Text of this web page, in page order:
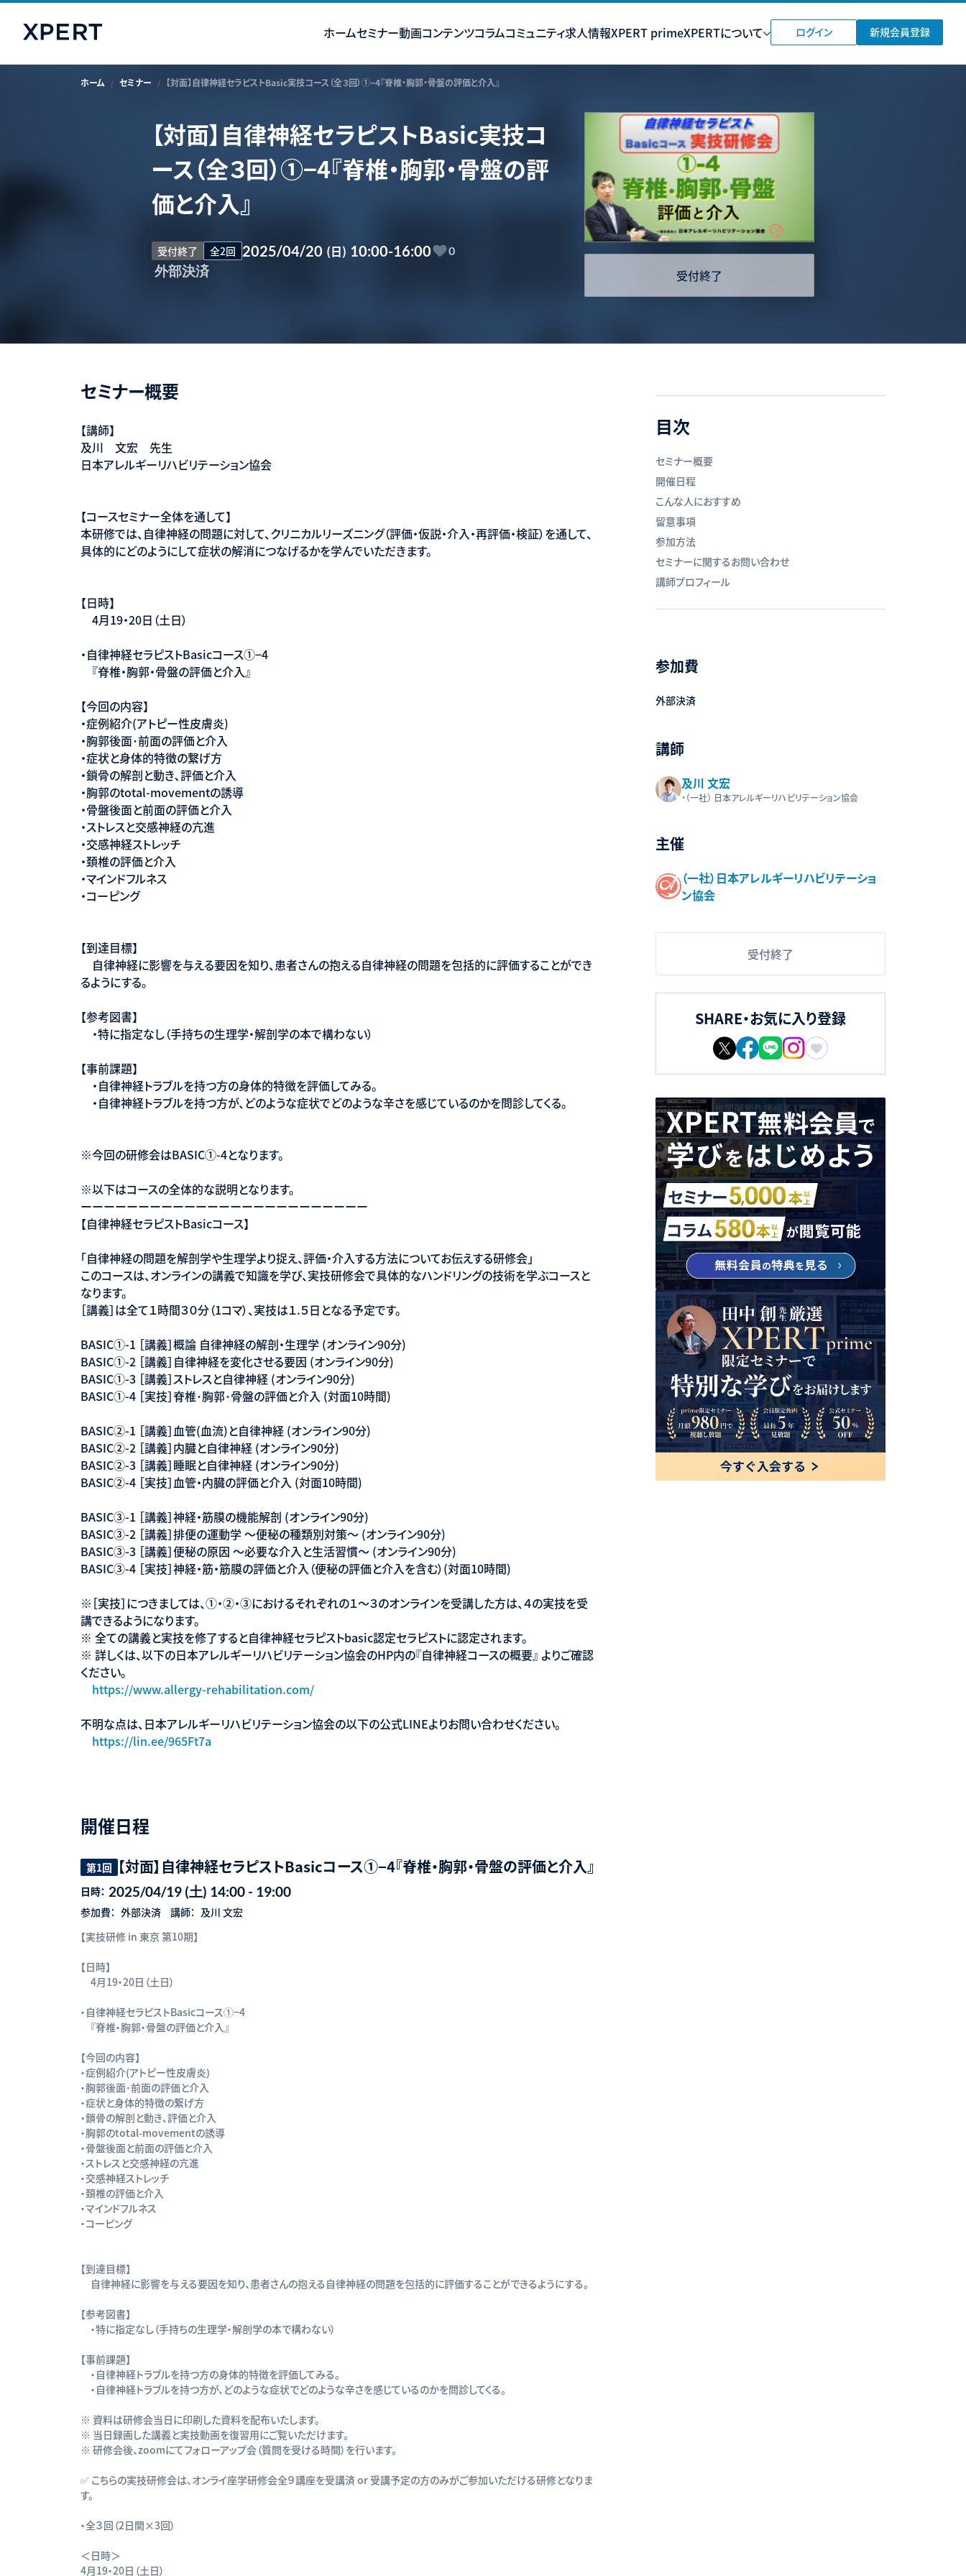
ホームセミナー動画コンテンツコラムコミュニティ求人情報XPERT primeXPERTについて ログイン 新規会員登録
ホーム セミナー 【対面】自律神経セラピストBasic実技コース（全３回）①−4『脊椎・胸郭・骨盤の評価と介入』
【対面】自律神経セラピストBasic実技コ
ース（全３回）①−4『脊椎・胸郭・骨盤の評
価と介入』
受付終了 全2回 2025/04/20 (日) 10:00-16:00 0
外部決済 受付終了
目次
セミナー概要
開催日程
こんな人におすすめ
留意事項
参加方法
セミナーに関するお問い合わせ
講師プロフィール
参加費
外部決済
講師
及川 文宏
・（一社） 日本アレルギーリハビリテーション協会
主催
（一社）日本アレルギーリハビリテーショ
ン協会
受付終了
SHARE・お気に入り登録
セミナー概要
【講師】
及川 文宏 先生
日本アレルギーリハビリテーション協会
【コースセミナー全体を通して】
本研修では、自律神経の問題に対して、クリニカルリーズニング（評価・仮説・介入・再評価・検証）を通して、
具体的にどのようにして症状の解消につなげるかを学んでいただきます。
【日時】
4月19・20日（土日）
・自律神経セラピストBasicコース①−4
『脊椎・胸郭・骨盤の評価と介入』
【今回の内容】
・症例紹介(アトピー性皮膚炎)
・胸郭後面･前面の評価と介入
・症状と身体的特徴の繋げ方
・鎖骨の解剖と動き､評価と介入
・胸郭のtotal-movementの誘導
・骨盤後面と前面の評価と介入
・ストレスと交感神経の亢進
・交感神経ストレッチ
・頚椎の評価と介入
・マインドフルネス
・コーピング
【到達目標】
自律神経に影響を与える要因を知り、患者さんの抱える自律神経の問題を包括的に評価することができ
るようにする。
【参考図書】
・特に指定なし（手持ちの生理学・解剖学の本で構わない）
【事前課題】
・自律神経トラブルを持つ方の身体的特徴を評価してみる。
・自律神経トラブルを持つ方が、どのような症状でどのような辛さを感じているのかを問診してくる。
※今回の研修会はBASIC①-4となります。
※以下はコースの全体的な説明となります。
ーーーーーーーーーーーーーーーーーーーーーーーーー
【自律神経セラピストBasicコース】
「自律神経の問題を解剖学や生理学より捉え、評価・介入する方法についてお伝えする研修会」
このコースは、オンラインの講義で知識を学び、実技研修会で具体的なハンドリングの技術を学ぶコースと
なります。
［講義］は全て１時間３０分（1コマ）、実技は１.５日となる予定です。
BASIC①-1 ［講義］概論 自律神経の解剖・生理学 (オンライン90分)
BASIC①-2 ［講義］自律神経を変化させる要因 (オンライン90分)
BASIC①-3 ［講義］ストレスと自律神経 (オンライン90分)
BASIC①-4 ［実技］脊椎･胸郭･骨盤の評価と介入 (対面10時間)
BASIC②-1 ［講義］血管(血流)と自律神経 (オンライン90分)
BASIC②-2 ［講義］内臓と自律神経 (オンライン90分)
BASIC②-3 ［講義］睡眠と自律神経 (オンライン90分)
BASIC②-4 ［実技］血管・内臓の評価と介入 (対面10時間)
BASIC③-1 ［講義］神経・筋膜の機能解剖 (オンライン90分)
BASIC③-2 ［講義］排便の運動学 〜便秘の種類別対策〜 (オンライン90分)
BASIC③-3 ［講義］便秘の原因 〜必要な介入と生活習慣〜 (オンライン90分)
BASIC③-4 ［実技］神経・筋・筋膜の評価と介入（便秘の評価と介入を含む）(対面10時間)
※［実技］につきましては、①・②・③におけるそれぞれの１〜３のオンラインを受講した方は、４の実技を受
講できるようになります。
※ 全ての講義と実技を修了すると自律神経セラピストbasic認定セラピストに認定されます。
※ 詳しくは、以下の日本アレルギーリハビリテーション協会のHP内の『自律神経コースの概要』 よりご確認
ください。
https://www.allergy-rehabilitation.com/
不明な点は、日本アレルギーリハビリテーション協会の以下の公式LINEよりお問い合わせください。
https://lin.ee/965Ft7a
開催日程
第1回 【対面】自律神経セラピストBasicコース①−4『脊椎・胸郭・骨盤の評価と介入』
日時： 2025/04/19 (土) 14:00 - 19:00
参加費： 外部決済 講師： 及川 文宏
【実技研修 in 東京 第10期】
【日時】
4月19・20日（土日）
・自律神経セラピストBasicコース①−4
『脊椎・胸郭・骨盤の評価と介入』
【今回の内容】
・症例紹介(アトピー性皮膚炎)
・胸郭後面･前面の評価と介入
・症状と身体的特徴の繋げ方
・鎖骨の解剖と動き､評価と介入
・胸郭のtotal-movementの誘導
・骨盤後面と前面の評価と介入
・ストレスと交感神経の亢進
・交感神経ストレッチ
・頚椎の評価と介入
・マインドフルネス
・コーピング
【到達目標】
自律神経に影響を与える要因を知り、患者さんの抱える自律神経の問題を包括的に評価することができるようにする。
【参考図書】
・特に指定なし（手持ちの生理学・解剖学の本で構わない）
【事前課題】
・自律神経トラブルを持つ方の身体的特徴を評価してみる。
・自律神経トラブルを持つ方が、どのような症状でどのような辛さを感じているのかを問診してくる。
※ 資料は研修会当日に印刷した資料を配布いたします。
※ 当日録画した講義と実技動画を復習用にご覧いただけます。
※ 研修会後、zoomにてフォローアップ会（質問を受ける時間）を行います。
✅ こちらの実技研修会は、オンライ座学研修会全９講座を受講済 or 受講予定の方のみがご参加いただける研修となりま
す。
・全３回（2日間×3回）
＜日時＞
4月19・20日（土日）